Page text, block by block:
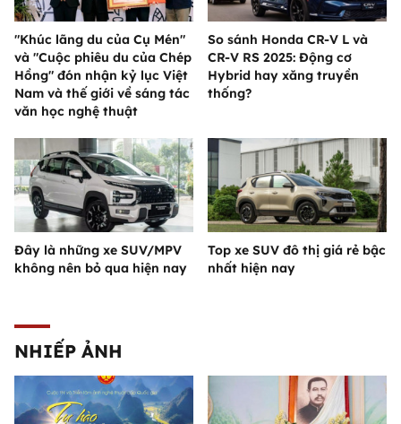
"Khúc lãng du của Cụ Mén"
và "Cuộc phiêu du của Chép
Hồng" đón nhận kỷ lục Việt
Nam và thế giới về sáng tác
văn học nghệ thuật
So sánh Honda CR-V L và
CR-V RS 2025: Động cơ
Hybrid hay xăng truyền
thống?
Đây là những xe SUV/MPV
không nên bỏ qua hiện nay
Top xe SUV đô thị giá rẻ bậc
nhất hiện nay
NHIẾP ẢNH